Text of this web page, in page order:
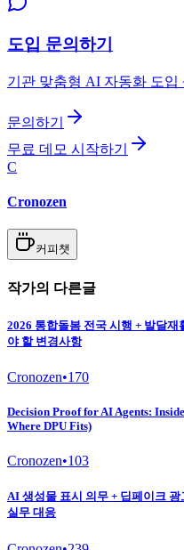
도입 문의하기
기관 맞춤형 AI 자동화 도입
문의하기
무료 데모 시작하기
C
Cronozen
커피챗
작가의 다른글
2026 통합돌봄 전국 시행 + 발달
야 할 변경사항
Cronozen•170
Decision Proof for AI Agents:
Where DPU Fits)
Cronozen•103
AI 생성물 표시 의무 + 딥페이크
실무 대응